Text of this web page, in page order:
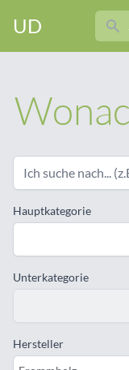
UD
Hauptkategorie
Unterkategorie
Hersteller